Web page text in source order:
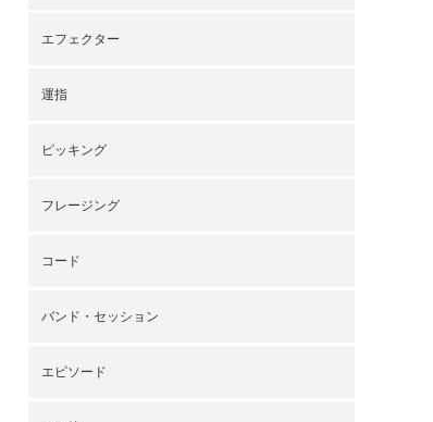
エフェクター
運指
ピッキング
フレージング
コード
バンド・セッション
エピソード